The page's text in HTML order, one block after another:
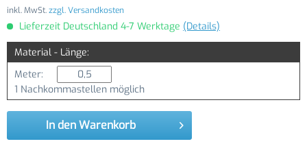
inkl. MwSt.zzgl. Versandkosten
Lieferzeit Deutschland 4-7 Werktage (Details)
Material - Länge:
Meter:
1 Nachkommastellen möglich
In den Warenkorb